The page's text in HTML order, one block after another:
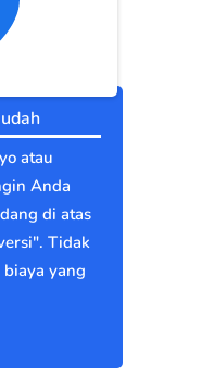
atau
Anda
di atas
Tidak
yang